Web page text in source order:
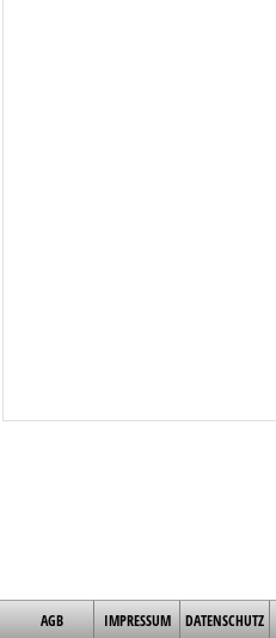
AGB IMPRESSUM DATENSCHUTZ